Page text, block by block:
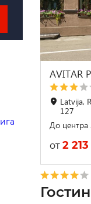
AVITAR
Latvija,
127
До центра
от 2 213